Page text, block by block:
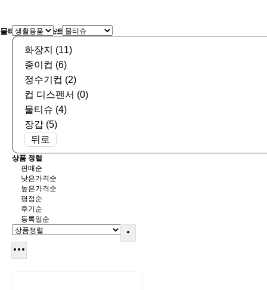
물티슈 상품리스트
화장지 (11)
종이컵 (6)
정수기컵 (2)
컵 디스펜서 (0)
물티슈 (4)
장갑 (5)
뒤로
상품 정렬
판매순
낮은가격순
높은가격순
평점순
후기순
등록일순